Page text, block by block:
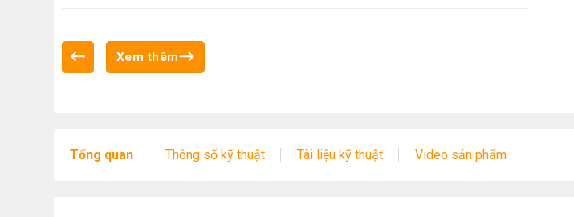
Xem thêm
Tổng quan Thông số kỹ thuật Tài liệu kỹ thuật Video sản phẩm